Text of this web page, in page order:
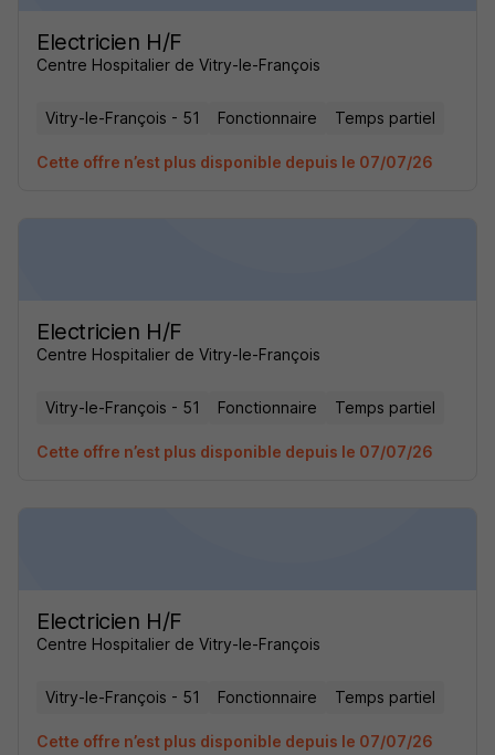
Electricien H/F
Centre Hospitalier de Vitry-le-François
Vitry-le-François - 51 Fonctionnaire Temps partiel
Cette offre n’est plus disponible depuis le 07/07/26
Electricien H/F
Centre Hospitalier de Vitry-le-François
Vitry-le-François - 51 Fonctionnaire Temps partiel
Cette offre n’est plus disponible depuis le 07/07/26
Electricien H/F
Centre Hospitalier de Vitry-le-François
Vitry-le-François - 51 Fonctionnaire Temps partiel
Cette offre n’est plus disponible depuis le 07/07/26